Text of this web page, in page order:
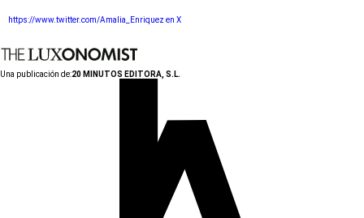
https://www.twitter.com/Amalia_Enriquez en X
Una publicación de:20 MINUTOS EDITORA, S.L.